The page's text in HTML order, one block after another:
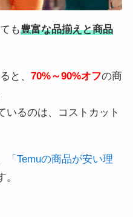
も豊富な品揃えと商品
と、 70%～90%オフの商
いるのは、コストカット
「Temuの商品が安い理